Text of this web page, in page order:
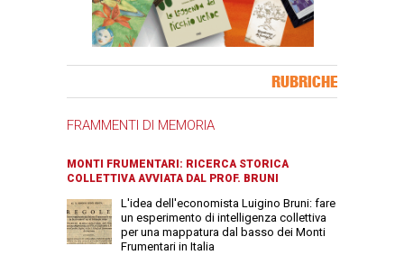
RUBRICHE
FRAMMENTI DI MEMORIA
MONTI FRUMENTARI: RICERCA STORICA
COLLETTIVA AVVIATA DAL PROF. BRUNI
L'idea dell'economista Luigino Bruni: fare
un esperimento di intelligenza collettiva
per una mappatura dal basso dei Monti
Frumentari in Italia